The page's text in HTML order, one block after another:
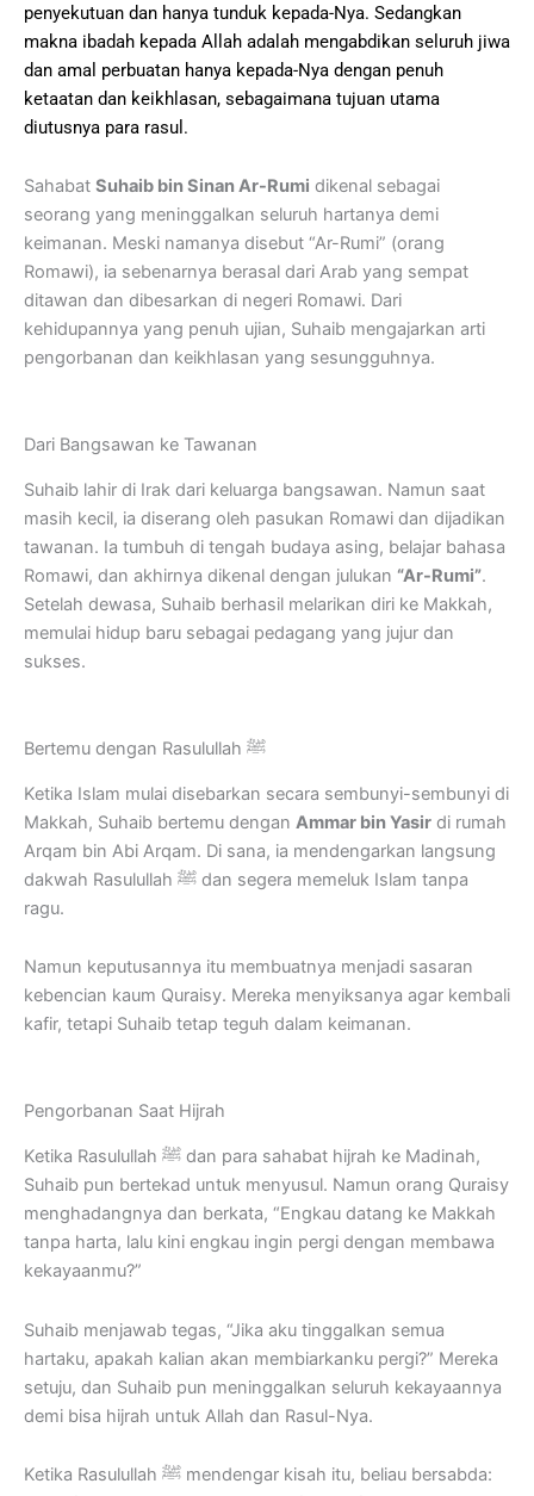
penyekutuan dan hanya tunduk kepada-Nya. Sedangkan
makna ibadah kepada Allah adalah mengabdikan seluruh jiwa
dan amal perbuatan hanya kepada-Nya dengan penuh
ketaatan dan keikhlasan, sebagaimana tujuan utama
diutusnya para rasul.
Sahabat Suhaib bin Sinan Ar-Rumi dikenal sebagai
seorang yang meninggalkan seluruh hartanya demi
keimanan. Meski namanya disebut “Ar-Rumi” (orang
Romawi), ia sebenarnya berasal dari Arab yang sempat
ditawan dan dibesarkan di negeri Romawi. Dari
kehidupannya yang penuh ujian, Suhaib mengajarkan arti
pengorbanan dan keikhlasan yang sesungguhnya.
Dari Bangsawan ke Tawanan
Suhaib lahir di Irak dari keluarga bangsawan. Namun saat
masih kecil, ia diserang oleh pasukan Romawi dan dijadikan
tawanan. Ia tumbuh di tengah budaya asing, belajar bahasa
Romawi, dan akhirnya dikenal dengan julukan “Ar-Rumi”.
Setelah dewasa, Suhaib berhasil melarikan diri ke Makkah,
memulai hidup baru sebagai pedagang yang jujur dan
sukses.
Bertemu dengan Rasulullah ﷺ
Ketika Islam mulai disebarkan secara sembunyi-sembunyi di
Makkah, Suhaib bertemu dengan Ammar bin Yasir di rumah
Arqam bin Abi Arqam. Di sana, ia mendengarkan langsung
dakwah Rasulullah ﷺ dan segera memeluk Islam tanpa
ragu.
Namun keputusannya itu membuatnya menjadi sasaran
kebencian kaum Quraisy. Mereka menyiksanya agar kembali
kafir, tetapi Suhaib tetap teguh dalam keimanan.
Pengorbanan Saat Hijrah
Ketika Rasulullah ﷺ dan para sahabat hijrah ke Madinah,
Suhaib pun bertekad untuk menyusul. Namun orang Quraisy
menghadangnya dan berkata, “Engkau datang ke Makkah
tanpa harta, lalu kini engkau ingin pergi dengan membawa
kekayaanmu?”
Suhaib menjawab tegas, “Jika aku tinggalkan semua
hartaku, apakah kalian akan membiarkanku pergi?” Mereka
setuju, dan Suhaib pun meninggalkan seluruh kekayaannya
demi bisa hijrah untuk Allah dan Rasul-Nya.
Ketika Rasulullah ﷺ mendengar kisah itu, beliau bersabda: